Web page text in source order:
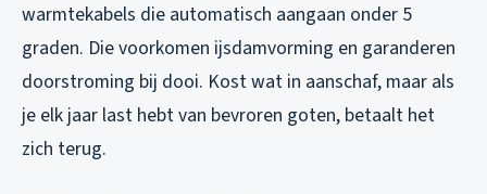
warmtekabels die automatisch aangaan onder 5
graden. Die voorkomen ijsdamvorming en garanderen
doorstroming bij dooi. Kost wat in aanschaf, maar als
je elk jaar last hebt van bevroren goten, betaalt het
zich terug.